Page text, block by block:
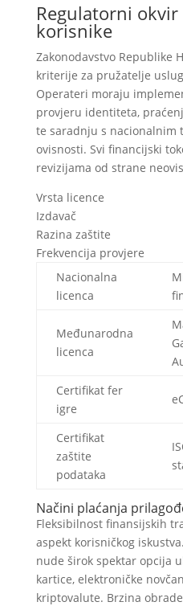
Regulatorni okvir
korisnike
Zakonodavstvo Republike
kriterije za pružatelje
Operateri moraju
provjeru identiteta,
te saradnju s nacionalnim
ovisnosti. Svi financijski
revizijama od strane
Vrsta licence
Izdavač
Razina zaštite
Frekvencija provjere
Nacionalna
licenca
Međunarodna
licenca
Certifikat fer
igre
Certifikat
zaštite
podataka
Načini plaćanja
Fleksibilnost finansijskih
aspekt korisničkog
nude širok spektar opcija
kartice, elektroničke
kriptovalute. Brzina